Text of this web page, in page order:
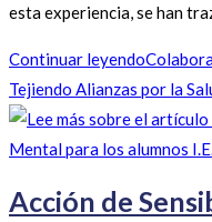
esta experiencia, se han
Continuar leyendo
Tejiendo Alianzas por la
Acción de